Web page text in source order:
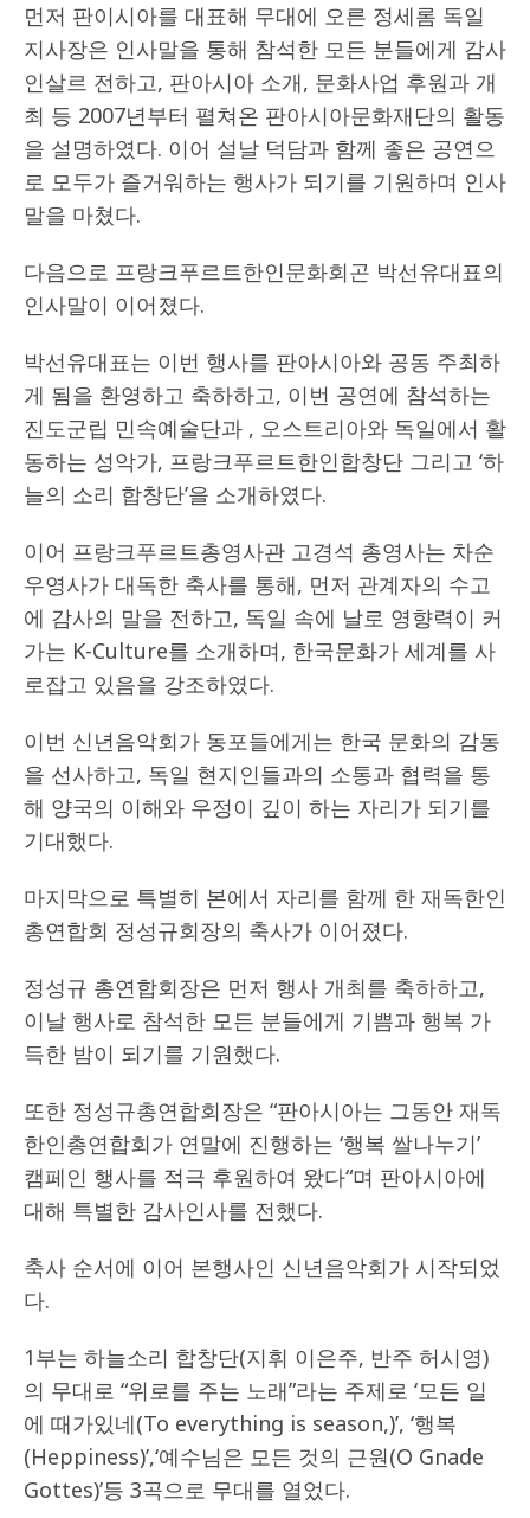
먼저 판이시아를 대표해 무대에 오른 정세롬 독일
지사장은 인사말을 통해 참석한 모든 분들에게 감사
인살르 전하고, 판아시아 소개, 문화사업 후원과 개
최 등 2007년부터 펼쳐온 판아시아문화재단의 활동
을 설명하였다. 이어 설날 덕담과 함께 좋은 공연으
로 모두가 즐거워하는 행사가 되기를 기원하며 인사
말을 마쳤다.
다음으로 프랑크푸르트한인문화회곤 박선유대표의
인사말이 이어졌다.
박선유대표는 이번 행사를 판아시아와 공동 주최하
게 됨을 환영하고 축하하고, 이번 공연에 참석하는
진도군립 민속예술단과 , 오스트리아와 독일에서 활
동하는 성악가, 프랑크푸르트한인합창단 그리고 ‘하
늘의 소리 합창단’을 소개하였다.
이어 프랑크푸르트총영사관 고경석 총영사는 차순
우영사가 대독한 축사를 통해, 먼저 관계자의 수고
에 감사의 말을 전하고, 독일 속에 날로 영향력이 커
가는 K-Culture를 소개하며, 한국문화가 세계를 사
로잡고 있음을 강조하였다.
이번 신년음악회가 동포들에게는 한국 문화의 감동
을 선사하고, 독일 현지인들과의 소통과 협력을 통
해 양국의 이해와 우정이 깊이 하는 자리가 되기를
기대했다.
마지막으로 특별히 본에서 자리를 함께 한 재독한인
총연합회 정성규회장의 축사가 이어졌다.
정성규 총연합회장은 먼저 행사 개최를 축하하고,
이날 행사로 참석한 모든 분들에게 기쁨과 행복 가
득한 밤이 되기를 기원했다.
또한 정성규총연합회장은 “판아시아는 그동안 재독
한인총연합회가 연말에 진행하는 ‘행복 쌀나누기’
캠페인 행사를 적극 후원하여 왔다“며 판아시아에
대해 특별한 감사인사를 전했다.
축사 순서에 이어 본행사인 신년음악회가 시작되었
다.
1부는 하늘소리 합창단(지휘 이은주, 반주 허시영)
의 무대로 “위로를 주는 노래”라는 주제로 ‘모든 일
에 때가있네(To everything is season,)’, ‘행복
(Heppiness)’,‘예수님은 모든 것의 근원(O Gnade
Gottes)’등 3곡으로 무대를 열었다.